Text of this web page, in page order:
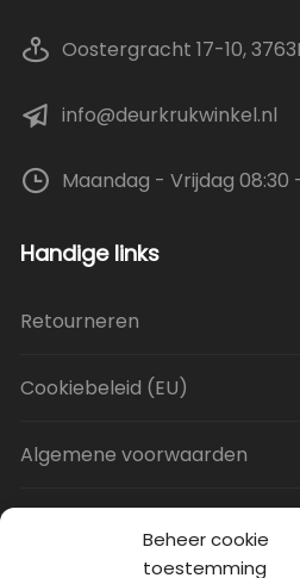
Beheer cookie
toestemming
Oostergracht 17-10,
info@deurkrukwinkel.nl
Maandag - Vrijdag 08:30
Handige links
Retourneren
Cookiebeleid (EU)
Algemene voorwaarden